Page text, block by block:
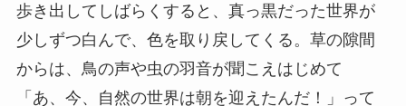
歩き出してしばらくすると、真っ黒だった世界が
少しずつ白んで、色を取り戻してくる。草の隙間
からは、鳥の声や虫の羽音が聞こえはじめて
「あ、今、自然の世界は朝を迎えたんだ！」って